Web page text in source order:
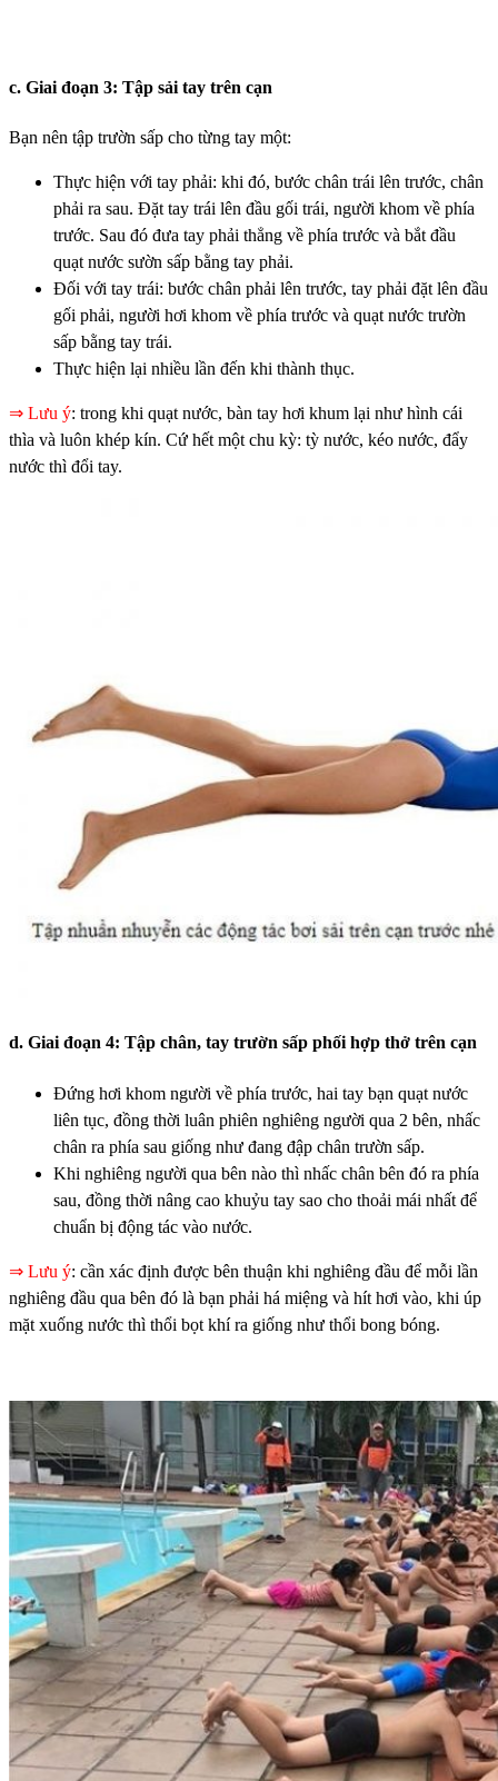
c. Giai đoạn 3: Tập sải tay trên cạn
Bạn nên tập trườn sấp cho từng tay một:
Thực hiện với tay phải: khi đó, bước chân trái lên trước, chân
phải ra sau. Đặt tay trái lên đầu gối trái, người khom về phía
trước. Sau đó đưa tay phải thẳng về phía trước và bắt đầu
quạt nước sườn sấp bằng tay phải.
Đối với tay trái: bước chân phải lên trước, tay phải đặt lên đầu
gối phải, người hơi khom về phía trước và quạt nước trườn
sấp bằng tay trái.
Thực hiện lại nhiều lần đến khi thành thục.
⇒ Lưu ý: trong khi quạt nước, bàn tay hơi khum lại như hình cái
thìa và luôn khép kín. Cứ hết một chu kỳ: tỳ nước, kéo nước, đẩy
nước thì đổi tay.
d. Giai đoạn 4: Tập chân, tay trườn sấp phối hợp thở trên cạn
Đứng hơi khom người về phía trước, hai tay bạn quạt nước
liên tục, đồng thời luân phiên nghiêng người qua 2 bên, nhấc
chân ra phía sau giống như đang đập chân trườn sấp.
Khi nghiêng người qua bên nào thì nhấc chân bên đó ra phía
sau, đồng thời nâng cao khuỷu tay sao cho thoải mái nhất để
chuẩn bị động tác vào nước.
⇒ Lưu ý: cần xác định được bên thuận khi nghiêng đầu để mỗi lần
nghiêng đầu qua bên đó là bạn phải há miệng và hít hơi vào, khi úp
mặt xuống nước thì thổi bọt khí ra giống như thổi bong bóng.